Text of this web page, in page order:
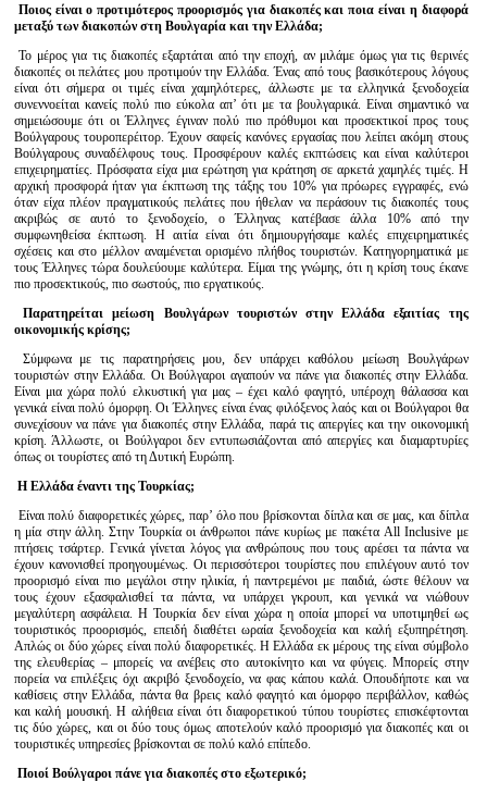
Ποιος είναι ο προτιμότερος προορισμός για διακοπές και ποια είναι η διαφορά
μεταξύ των διακοπών στη Βουλγαρία και την Ελλάδα;
Το μέρος για τις διακοπές εξαρτάται από την εποχή, αν μιλάμε όμως για τις θερινές
διακοπές οι πελάτες μου προτιμούν την Ελλάδα. Ένας από τους βασικότερους λόγους
είναι ότι σήμερα οι τιμές είναι χαμηλότερες, άλλωστε με τα ελληνικά ξενοδοχεία
συνεννοείται κανείς πολύ πιο εύκολα απ’ ότι με τα βουλγαρικά. Είναι σημαντικό να
σημειώσουμε ότι οι Έλληνες έγιναν πολύ πιο πρόθυμοι και προσεκτικοί προς τους
Βούλγαρους τουροπερέιτορ. Έχουν σαφείς κανόνες εργασίας που λείπει ακόμη στους
Βούλγαρους συναδέλφους τους. Προσφέρουν καλές εκπτώσεις και είναι καλύτεροι
επιχειρηματίες. Πρόσφατα είχα μια ερώτηση για κράτηση σε αρκετά χαμηλές τιμές. Η
αρχική προσφορά ήταν για έκπτωση της τάξης του 10% για πρόωρες εγγραφές, ενώ
όταν είχα πλέον πραγματικούς πελάτες που ήθελαν να περάσουν τις διακοπές τους
ακριβώς σε αυτό το ξενοδοχείο, ο Έλληνας κατέβασε άλλα 10% από την
συμφωνηθείσα έκπτωση. Η αιτία είναι ότι δημιουργήσαμε καλές επιχειρηματικές
σχέσεις και στο μέλλον αναμένεται ορισμένο πλήθος τουριστών. Κατηγορηματικά με
τους Έλληνες τώρα δουλεύουμε καλύτερα. Είμαι της γνώμης, ότι η κρίση τους έκανε
πιο προσεκτικούς, πιο σωστούς, πιο εργατικούς.
Παρατηρείται μείωση Βουλγάρων τουριστών στην Ελλάδα εξαιτίας της
οικονομικής κρίσης;
Σύμφωνα με τις παρατηρήσεις μου, δεν υπάρχει καθόλου μείωση Βουλγάρων
τουριστών στην Ελλάδα. Οι Βούλγαροι αγαπούν να πάνε για διακοπές στην Ελλάδα.
Είναι μια χώρα πολύ ελκυστική για μας – έχει καλό φαγητό, υπέροχη θάλασσα και
γενικά είναι πολύ όμορφη. Οι Έλληνες είναι ένας φιλόξενος λαός και οι Βούλγαροι θα
συνεχίσουν να πάνε για διακοπές στην Ελλάδα, παρά τις απεργίες και την οικονομική
κρίση. Άλλωστε, οι Βούλγαροι δεν εντυπωσιάζονται από απεργίες και διαμαρτυρίες
όπως οι τουρίστες από τη Δυτική Ευρώπη.
Η Ελλάδα έναντι της Τουρκίας;
Είναι πολύ διαφορετικές χώρες, παρ’ όλο που βρίσκονται δίπλα και σε μας, και δίπλα
η μία στην άλλη. Στην Τουρκία οι άνθρωποι πάνε κυρίως με πακέτα All Inclusive με
πτήσεις τσάρτερ. Γενικά γίνεται λόγος για ανθρώπους που τους αρέσει τα πάντα να
έχουν κανονισθεί προηγουμένως. Οι περισσότεροι τουρίστες που επιλέγουν αυτό τον
προορισμό είναι πιο μεγάλοι στην ηλικία, ή παντρεμένοι με παιδιά, ώστε θέλουν να
τους έχουν εξασφαλισθεί τα πάντα, να υπάρχει γκρουπ, και γενικά να νιώθουν
μεγαλύτερη ασφάλεια. Η Τουρκία δεν είναι χώρα η οποία μπορεί να υποτιμηθεί ως
τουριστικός προορισμός, επειδή διαθέτει ωραία ξενοδοχεία και καλή εξυπηρέτηση.
Απλώς οι δύο χώρες είναι πολύ διαφορετικές. Η Ελλάδα εκ μέρους της είναι σύμβολο
της ελευθερίας – μπορείς να ανέβεις στο αυτοκίνητο και να φύγεις. Μπορείς στην
πορεία να επιλέξεις όχι ακριβό ξενοδοχείο, να φας κάπου καλά. Οπουδήποτε και να
καθίσεις στην Ελλάδα, πάντα θα βρεις καλό φαγητό και όμορφο περιβάλλον, καθώς
και καλή μουσική. Η αλήθεια είναι ότι διαφορετικού τύπου τουρίστες επισκέφτονται
τις δύο χώρες, και οι δύο τους όμως αποτελούν καλό προορισμό για διακοπές και οι
τουριστικές υπηρεσίες βρίσκονται σε πολύ καλό επίπεδο.
Ποιοί Βούλγαροι πάνε για διακοπές στο εξωτερικό;